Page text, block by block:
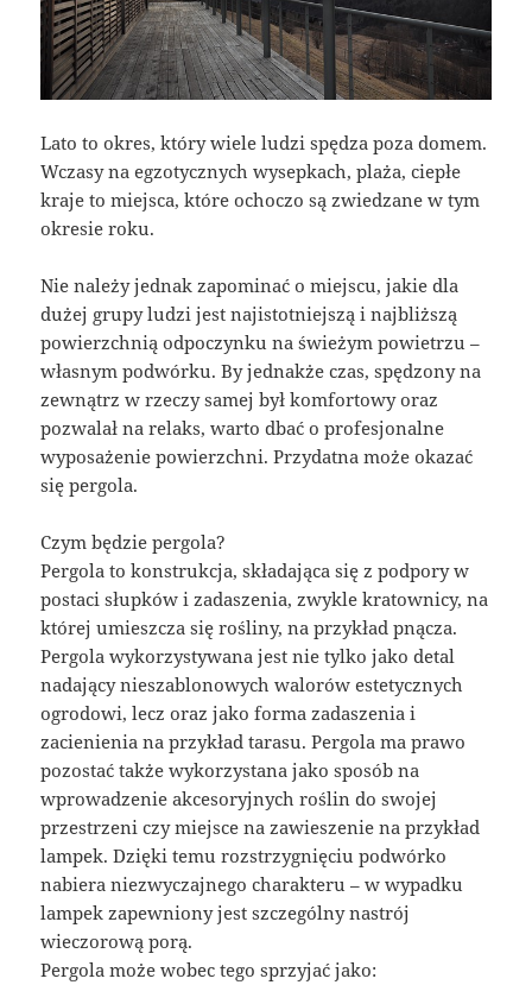
Lato to okres, który wiele ludzi spędza poza domem.
Wczasy na egzotycznych wysepkach, plaża, ciepłe
kraje to miejsca, które ochoczo są zwiedzane w tym
okresie roku.
Nie należy jednak zapominać o miejscu, jakie dla
dużej grupy ludzi jest najistotniejszą i najbliższą
powierzchnią odpoczynku na świeżym powietrzu –
własnym podwórku. By jednakże czas, spędzony na
zewnątrz w rzeczy samej był komfortowy oraz
pozwalał na relaks, warto dbać o profesjonalne
wyposażenie powierzchni. Przydatna może okazać
się pergola.
Czym będzie pergola?
Pergola to konstrukcja, składająca się z podpory w
postaci słupków i zadaszenia, zwykle kratownicy, na
której umieszcza się rośliny, na przykład pnącza.
Pergola wykorzystywana jest nie tylko jako detal
nadający nieszablonowych walorów estetycznych
ogrodowi, lecz oraz jako forma zadaszenia i
zacienienia na przykład tarasu. Pergola ma prawo
pozostać także wykorzystana jako sposób na
wprowadzenie akcesoryjnych roślin do swojej
przestrzeni czy miejsce na zawieszenie na przykład
lampek. Dzięki temu rozstrzygnięciu podwórko
nabiera niezwyczajnego charakteru – w wypadku
lampek zapewniony jest szczególny nastrój
wieczorową porą.
Pergola może wobec tego sprzyjać jako: